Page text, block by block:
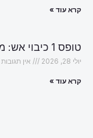
קרא עוד »
טופס 1 כיבוי אש: מה עלול לעכב את האישור?
יולי 28, 2026 אין תגובות
קרא עוד »